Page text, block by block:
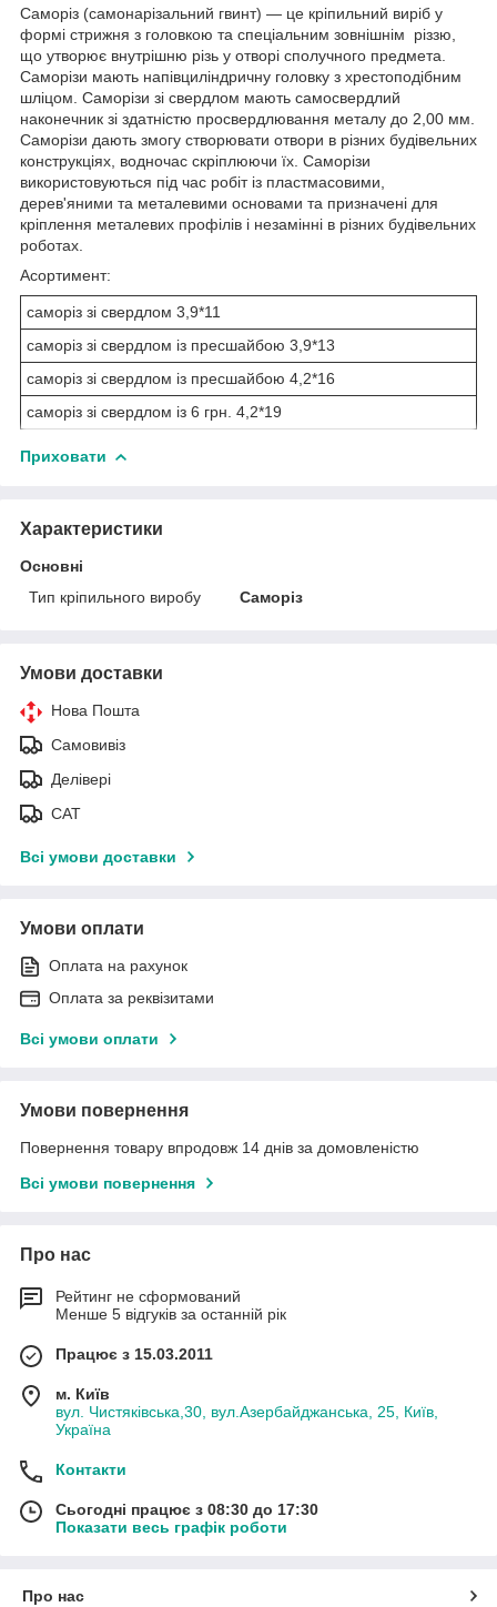
Саморіз (самонарізальний гвинт) — це кріпильний виріб у
формі стрижня з головкою та спеціальним зовнішнім різзю,
що утворює внутрішню різь у отворі сполучного предмета.
Саморізи мають напівциліндричну головку з хрестоподібним
шліцом. Саморізи зі свердлом мають самосвердлий
наконечник зі здатністю просвердлювання металу до 2,00 мм.
Саморізи дають змогу створювати отвори в різних будівельних
конструкціях, водночас скріплюючи їх. Саморізи
використовуються під час робіт із пластмасовими,
дерев'яними та металевими основами та призначені для
кріплення металевих профілів і незамінні в різних будівельних
роботах.
Асортимент:
саморіз зі свердлом 3,9*11
саморіз зі свердлом із пресшайбою 3,9*13
саморіз зі свердлом із пресшайбою 4,2*16
саморіз зі свердлом із 6 грн. 4,2*19
Приховати
Характеристики
Основні
Тип кріпильного виробу
Саморіз
Умови доставки
Нова Пошта
Самовивіз
Делівері
САТ
Всі умови доставки
Умови оплати
Оплата на рахунок
Оплата за реквізитами
Всі умови оплати
Умови повернення
Повернення товару впродовж 14 днів за домовленістю
Всі умови повернення
Про нас
Рейтинг не сформований
Менше 5 відгуків за останній рік
Працює з 15.03.2011
м. Київ
вул. Чистяківська,30, вул.Азербайджанська, 25, Київ,
Україна
Контакти
Сьогодні працює з 08:30 до 17:30
Показати весь графік роботи
Про нас